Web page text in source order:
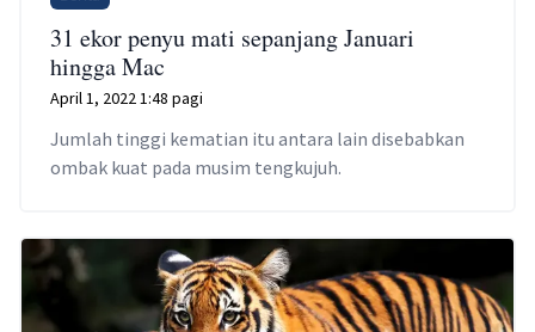
31 ekor penyu mati sepanjang Januari
hingga Mac
April 1, 2022 1:48 pagi
Jumlah tinggi kematian itu antara lain disebabkan
ombak kuat pada musim tengkujuh.